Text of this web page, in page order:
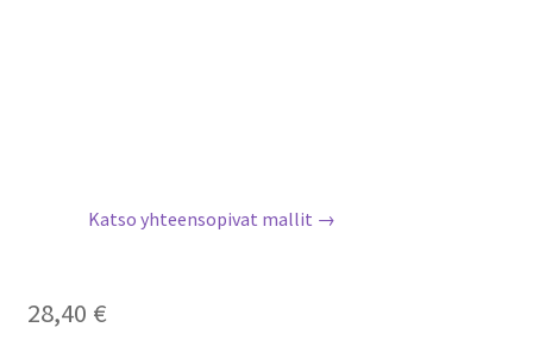
Katso yhteensopivat mallit →
28,40 €